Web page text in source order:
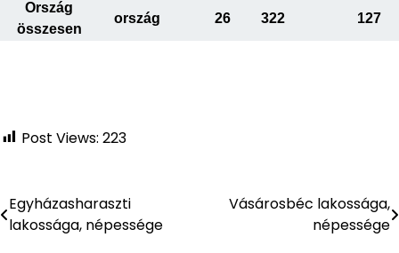
Ország
összesen
ország 26 322 127
Post Views: 223
Bejegyzés
navigáció
Egyházasharaszti
lakossága, népessége
Vásárosbéc lakossága,
népessége